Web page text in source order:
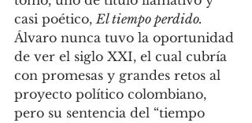
casi poético, El tiempo perdido.
Álvaro nunca tuvo la oportunidad
de ver el siglo XXI, el cual cubría
con promesas y grandes retos al
proyecto político colombiano,
pero su sentencia del “tiempo